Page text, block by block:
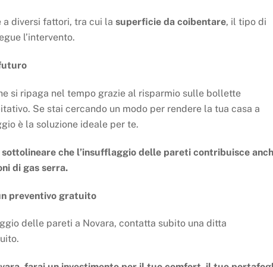
a diversi fattori, tra cui la superficie da coibentare, il tipo di
l’intervento.
si ripaga nel tempo grazie al risparmio sulle bollette
Se stai cercando un modo per rendere la tua casa a
è la soluzione ideale per te.
che l’insufflaggio delle pareti contribuisce
di gas serra.
preventivo gratuito
delle pareti a Novara, contatta subito una ditta